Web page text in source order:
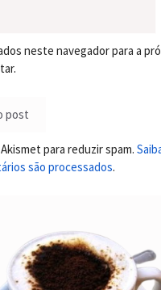
neste navegador para a
para reduzir spam.
são processados.